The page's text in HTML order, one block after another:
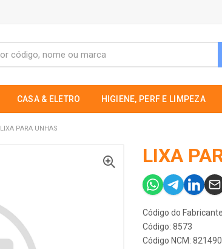
CASA & ELETRO HIGIENE, PERF E LIMPEZA
LIXA PARA UNHAS
LIXA
Código do
Código: 8573
Código NCM: